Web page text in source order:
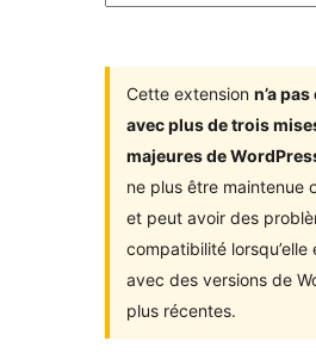
Cette extension n’a
avec plus de trois
majeures de
ne plus être maintenue
et peut avoir des
compatibilité lorsqu’elle
avec des versions de
plus récentes.